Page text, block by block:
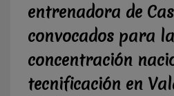
entrenadora de
convocados para la
concentración
tecnificación en